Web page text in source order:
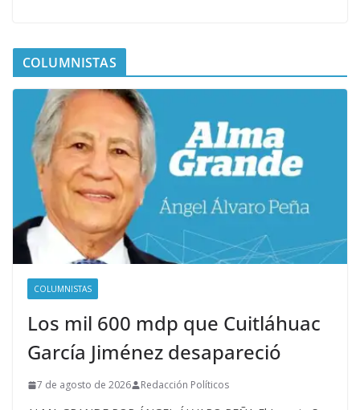
COLUMNISTAS
COLUMNISTAS
Los mil 600 mdp que Cuitláhuac
García Jiménez desapareció
7 de agosto de 2026 Redacción Políticos